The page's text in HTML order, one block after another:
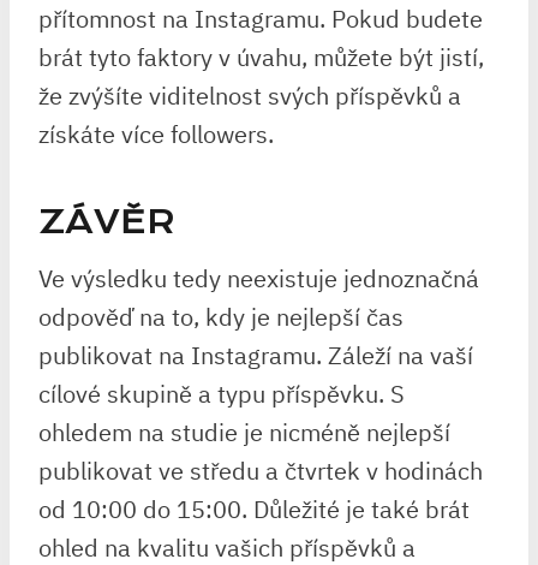
přítomnost na Instagramu. Pokud budete
brát tyto faktory v úvahu, můžete být jistí,
že zvýšíte viditelnost svých příspěvků a
získáte více followers.
ZÁVĚR
Ve výsledku tedy neexistuje jednoznačná
odpověď na to, kdy je nejlepší čas
publikovat na Instagramu. Záleží na vaší
cílové skupině a typu příspěvku. S
ohledem na studie je nicméně nejlepší
publikovat ve středu a čtvrtek v hodinách
od 10:00 do 15:00. Důležité je také brát
ohled na kvalitu vašich příspěvků a